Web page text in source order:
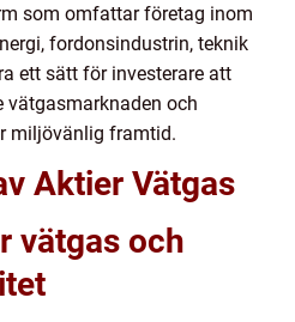
som omfattar företag inom
fordonsindustrin, teknik
ett sätt för investerare att
vätgasmarknaden och
miljövänlig framtid.
Aktier Vätgas
vätgas och